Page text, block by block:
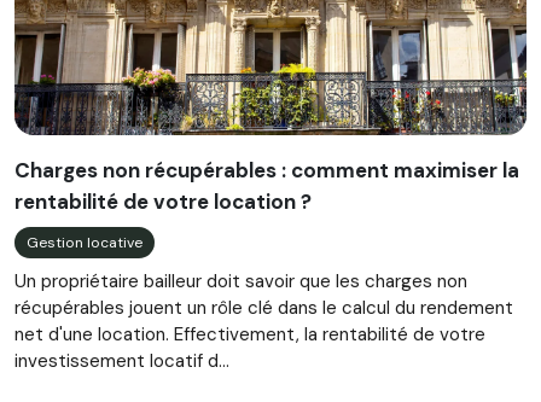
Charges non récupérables : comment maximiser la
rentabilité de votre location ?
Gestion locative
Un propriétaire bailleur doit savoir que les charges non
récupérables jouent un rôle clé dans le calcul du rendement
net d'une location. Effectivement, la rentabilité de votre
investissement locatif d...